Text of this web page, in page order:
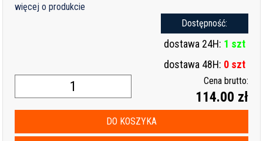
więcej o produkcie
Dostępność:
dostawa 24H: 1 szt
dostawa 48H: 0 szt
Cena brutto:
114.00 zł
DO KOSZYKA